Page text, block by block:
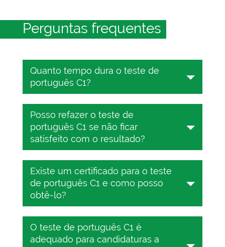
Perguntas frequentes
Quanto tempo dura o teste de
português C1?
O teste de português leva de 25 a 45
minutos, dependendo do nível do
QECR. Você deverá responder a 25
esse período.
Posso refazer o teste de
português C1 se não ficar
satisfeito com o resultado?
Sim, o teste de português online no
TESTIZER é totalmente gratuito. Faça
o teste quantas vezes quiser.
Existe um certificado para o teste
de português C1 e como posso
obtê-lo?
Sim, existe. Custa apenas 10 dólares.
Para obter o certificado de proficiência
O teste de português C1 é
adequado para candidaturas a